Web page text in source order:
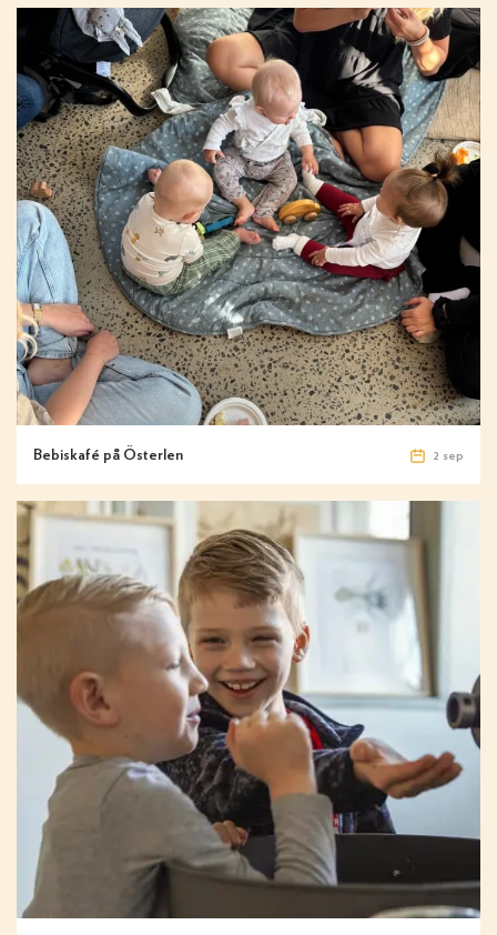
Bebiskafé på Österlen 2 sep